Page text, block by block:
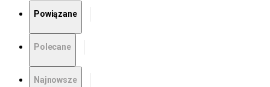
Powiązane
Polecane
Najnowsze